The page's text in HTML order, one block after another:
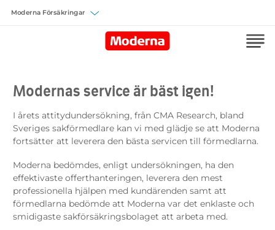
Modernas service är bäst igen!
I årets attitydundersökning, från CMA Research, bland
Sveriges sakförmedlare kan vi med glädje se att Moderna
fortsätter att leverera den bästa servicen till förmedlarna.
Moderna bedömdes, enligt undersökningen, ha den
effektivaste offerthanteringen, leverera den mest
professionella hjälpen med kundärenden samt att
förmedlarna bedömde att Moderna var det enklaste och
smidigaste sakförsäkringsbolaget att arbeta med.